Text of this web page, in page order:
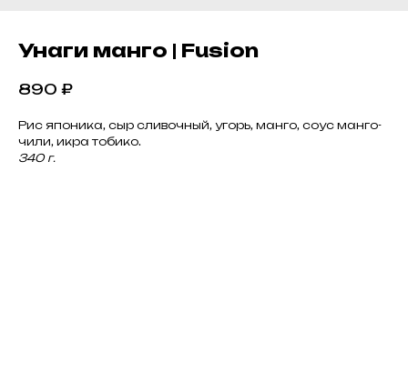
Унаги манго | Fusion
890 ₽
Рис японика, сыр сливочный, угорь, манго, соус манго-
чили, икра тобико.
340 г.